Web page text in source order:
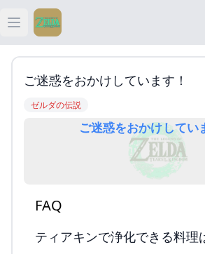
Open main menu
ティアキン
ティアキン 武器
ティアキン 攻略
ご迷惑をおかけしています！
ゼルダの伝説
ご迷惑をおかけしてい
FAQ
ティアキンで浄化できる料理